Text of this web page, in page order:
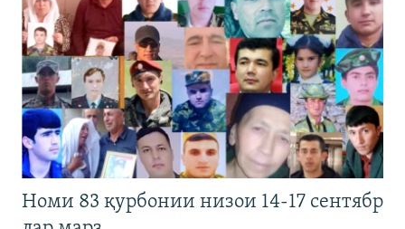
Номи 83 қурбонии низои 14-17 сентябр